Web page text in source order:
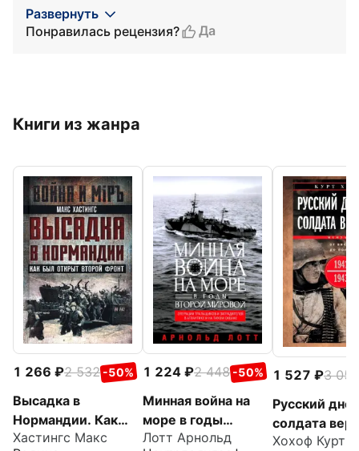
Развернуть
Понравилась рецензия?
Да
Книги из жанра
1 266 2 532 -50%
Высадка в
Нормандии. Как
был открыт Второй
Хастингс Макс
1 224 2 448 -50%
Минная война на
море в годы
Второй мировой.
Лотт Арнольд
1 527
3 054
Русский
солдата
От Вислы до
Хохоф Курт